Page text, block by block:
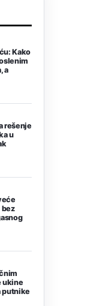
Kako
a
rešenje
u
bez
ukine
putnike